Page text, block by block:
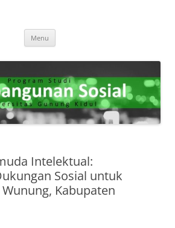
Sosial
Sosial."
Menu
Intelektual:
Sosial untuk
Kabupaten